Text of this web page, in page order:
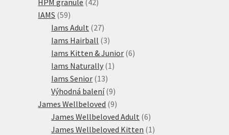
IAMS 5959
produktů
Iams Adult 2727
produktů
Iams Hairball 33
produkty
Iams Kitten & Junior 66
Iams Naturally 1 1
Iams Senior 1313
produktů
Výhodná balení 99
produktů
James Wellbeloved 99
produktů
James Wellbeloved Adult 66
produktů
James Wellbeloved Kitten 1 1